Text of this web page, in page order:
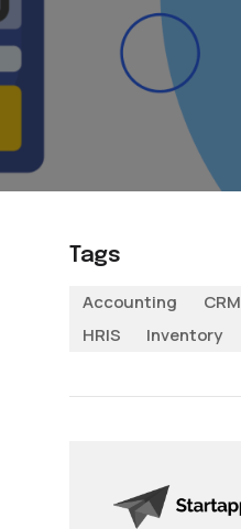
Tags
Accounting
CRM
HRIS
Inventory